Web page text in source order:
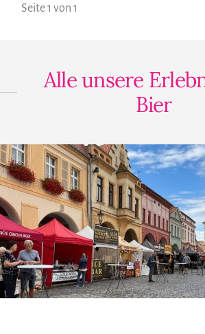
Seite 1 von 1
Alle unsere
Bier